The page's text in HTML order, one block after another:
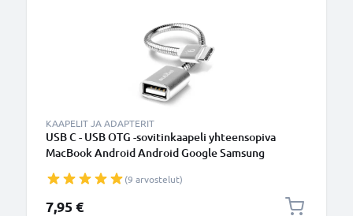
KAAPELIT JA ADAPTERIT
USB C - USB OTG -sovitinkaapeli yhteensopiva
MacBook Android Android Google Samsung
kanssa, Hopea
(9 arvostelut)
7,95 €